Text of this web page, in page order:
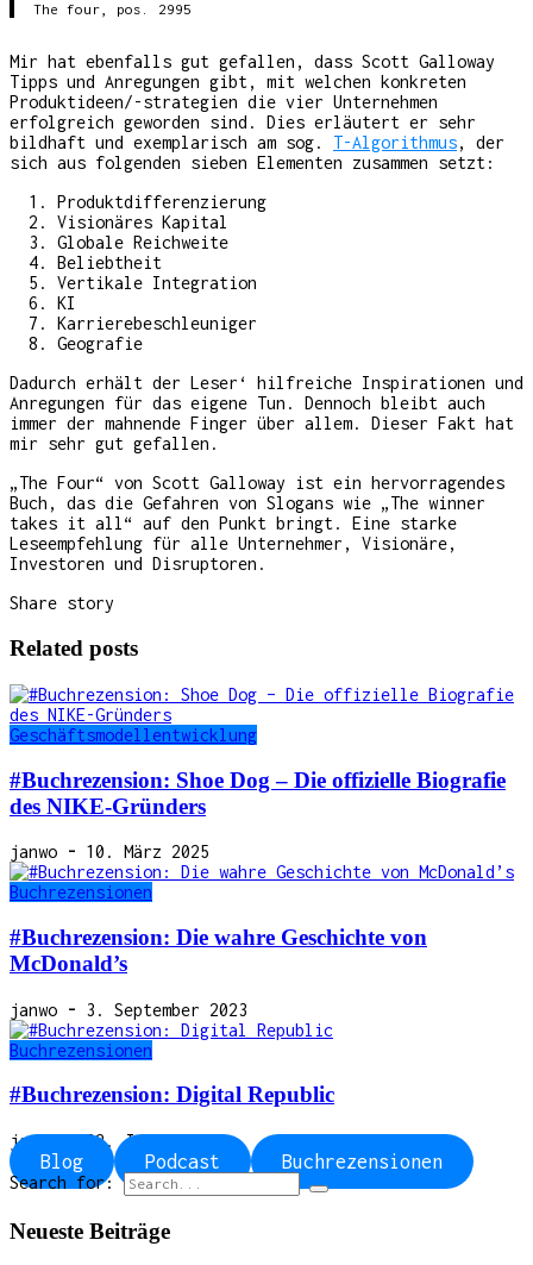
The four, pos. 2995
Mir hat ebenfalls gut gefallen, dass Scott Galloway
Tipps und Anregungen gibt, mit welchen konkreten
Produktideen/-strategien die vier Unternehmen
erfolgreich geworden sind. Dies erläutert er sehr
bildhaft und exemplarisch am sog. T-Algorithmus, der
sich aus folgenden sieben Elementen zusammen setzt:
Produktdifferenzierung
Visionäres Kapital
Globale Reichweite
Beliebtheit
Vertikale Integration
KI
Karrierebeschleuniger
Geografie
Dadurch erhält der Leser‘ hilfreiche Inspirationen und
Anregungen für das eigene Tun. Dennoch bleibt auch
immer der mahnende Finger über allem. Dieser Fakt hat
mir sehr gut gefallen.
„The Four“ von Scott Galloway ist ein hervorragendes
Buch, das die Gefahren von Slogans wie „The winner
takes it all“ auf den Punkt bringt. Eine starke
Leseempfehlung für alle Unternehmer, Visionäre,
Investoren und Disruptoren.
Share story
Related posts
Geschäftsmodellentwicklung
#Buchrezension: Shoe Dog – Die offizielle Biografie
des NIKE-Gründers
janwo - 10. März 2025
Buchrezensionen
#Buchrezension: Die wahre Geschichte von
McDonald’s
janwo - 3. September 2023
Buchrezensionen
#Buchrezension: Digital Republic
janwo - 22. Juli 2023
Blog Podcast Buchrezensionen
Search for:
Neueste Beiträge